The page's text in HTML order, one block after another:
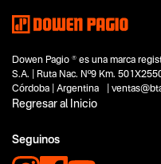
Dowen Pagio ® es una marca
S.A. | Ruta Nac. Nº9 Km.
Córdoba | Argentina |
Regresar al Inicio
Seguinos